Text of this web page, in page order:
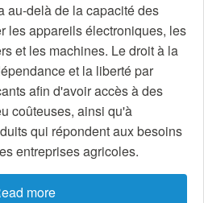
au-delà de la capacité des
les appareils électroniques, les
et les machines. Le droit à la
et la liberté par
afin d'avoir accès à des
coûteuses, ainsi qu'à
qui répondent aux besoins
entreprises agricoles.
more